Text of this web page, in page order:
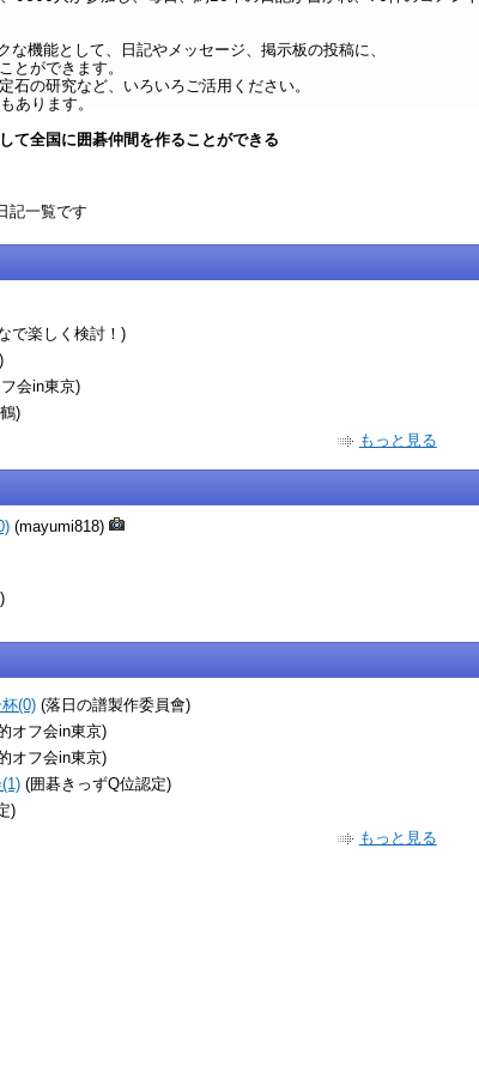
能として、日記やメッセージ、掲示板の投稿に、
とができます。
石の研究など、いろいろご活用ください。
あります。
て全国に囲碁仲間を作ることができる
記一覧です
で楽しく検討！)
会in東京)
)
もっと見る
(mayumi818)
(0) (落日の譜製作委員會)
オフ会in東京)
オフ会in東京)
(囲碁きっずQ位認定)
)
もっと見る